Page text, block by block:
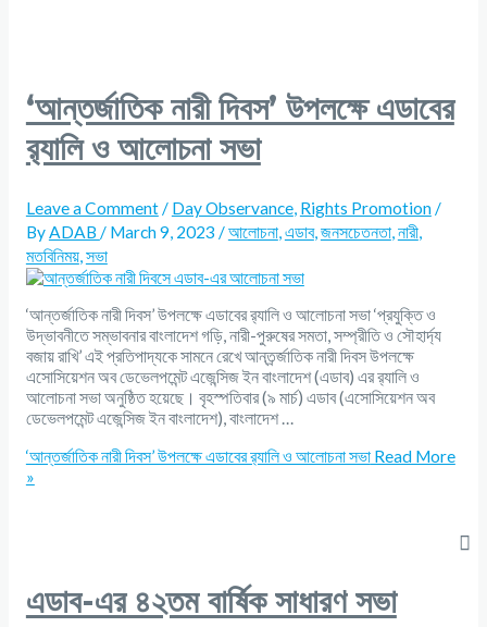
‘আন্তর্জাতিক নারী দিবস’ উপলক্ষে এডাবের
র‌্যালি ও আলোচনা সভা
Leave a Comment/ Day Observance, Rights Promotion/
ByADAB / March 9, 2023 /আলোচনা,এডাব,জনসচেতনতা,নারী,
মতবিনিময়,সভা
‘আন্তর্জাতিক নারী দিবস’ উপলক্ষে এডাবের র‌্যালি ও আলোচনা সভা ‘প্রযুক্তি ও
উদ্ভাবনীতে সম্ভাবনার বাংলাদেশ গড়ি, নারী-পুরুষের সমতা, সম্প্রীতি ও সৌহার্দ্য
বজায় রাখি’ এই প্রতিপাদ্যকে সামনে রেখে আন্তর্র্জাতিক নারী দিবস উপলক্ষে
এসোসিয়েশন অব ডেভেলপমেন্ট এজেন্সিজ ইন বাংলাদেশ (এডাব) এর র‌্যালি ও
আলোচনা সভা অনুষ্ঠিত হয়েছে। বৃহস্পতিবার (৯ মার্চ) এডাব (এসোসিয়েশন অব
ডেভেলপমেন্ট এজেন্সিজ ইন বাংলাদেশ), বাংলাদেশ …
‘আন্তর্জাতিক নারী দিবস’ উপলক্ষে এডাবের র‌্যালি ও আলোচনা সভাRead More
»
এডাব-এর ৪২তম বার্ষিক সাধারণ সভা